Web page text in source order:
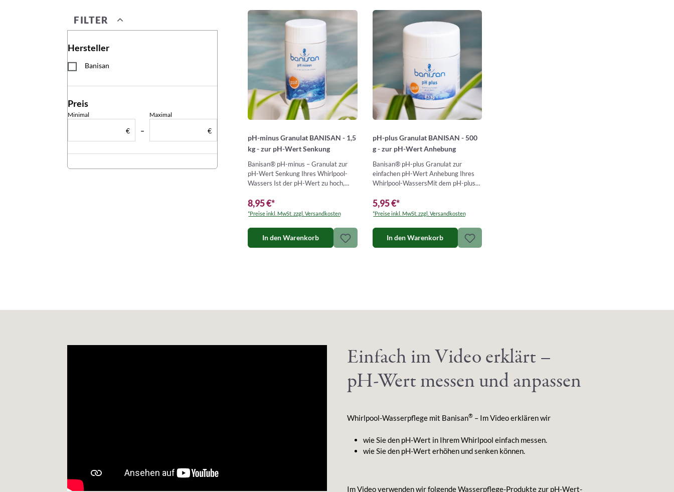
FILTER
Hersteller
Banisan
Preis
Minimal
€ –
Maximal
€
pH-minus Granulat BANISAN - 1,5
kg - zur pH-Wert Senkung
Banisan® pH-minus – Granulat zur
pH-Wert Senkung Ihres Whirlpool-
Wassers Ist der pH-Wert zu hoch,
8,95 €*
*Preise inkl. MwSt. zzgl. Versandkosten
In den Warenkorb
pH-plus Granulat BANISAN - 500
g - zur pH-Wert Anhebung
Banisan® pH-plus Granulat zur
einfachen pH-Wert Anhebung Ihres
Whirlpool-WassersMit dem pH-plus
5,95 €*
*Preise inkl. MwSt. zzgl. Versandkosten
In den Warenkorb
Einfach im Video erklärt –
pH-Wert messen und anpassen
Whirlpool-Wasserpflege mit Banisan® – Im Video erklären wir
wie Sie den pH-Wert in Ihrem Whirlpool einfach messen.
wie Sie den pH-Wert erhöhen und senken können.
Im Video verwenden wir folgende Wasserpflege-Produkte zur pH-Wert-